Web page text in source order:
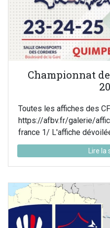
Championnat
Toutes les affiches des
https://afbv.fr/galerie/
france 1/ L'affiche
Lire la